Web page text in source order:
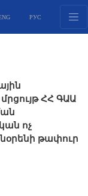
РУС
ՀՀ ԳԱԱ
ոչ
թափուր